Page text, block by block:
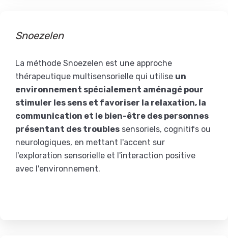
Snoezelen
La méthode Snoezelen est une approche
thérapeutique multisensorielle qui utilise un
environnement spécialement aménagé pour
stimuler les sens et favoriser la relaxation, la
communication et le bien-être des personnes
présentant des troubles sensoriels, cognitifs ou
neurologiques, en mettant l'accent sur
l'exploration sensorielle et l'interaction positive
avec l'environnement.